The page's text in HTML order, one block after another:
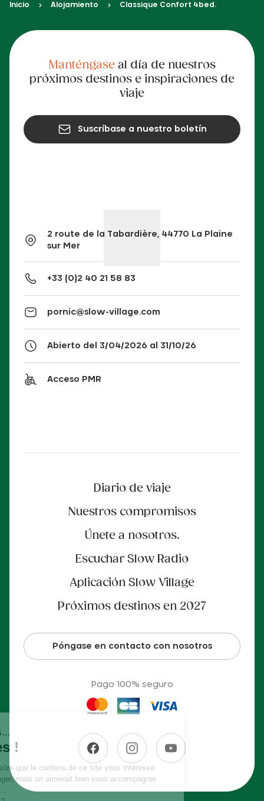
Inicio Alojamiento Classique Confort 4bed.
2 route de la Tabardière, 44770 La Plaine
sur Mer
+33 (0)2 40 21 58 83
pornic@slow-village.com
Abierto del 3/04/2026 al 31/10/26
Acceso PMR
Diario de viaje
Nuestros compromisos
Únete a nosotros.
Escuchar Slow Radio
Aplicación Slow Village
Próximos destinos en 2027
Póngase en contacto con nosotros
Pago 100% seguro
Manténgaseal día de nuestros
próximos destinos e inspiraciones de
viaje
Suscríbase a nuestro boletín